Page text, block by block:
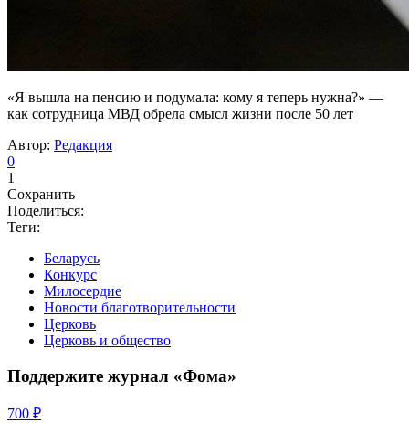
«Я вышла на пенсию и подумала: кому я теперь нужна?» —
как сотрудница МВД обрела смысл жизни после 50 лет
Автор: Редакция
0
1
Сохранить
Поделиться:
Теги:
Беларусь
Конкурс
Милосердие
Новости благотворительности
Церковь
Церковь и общество
Поддержите журнал «Фома»
700 ₽